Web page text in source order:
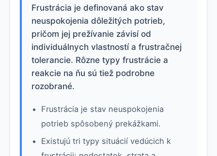
Frustrácia je definovaná ako stav
neuspokojenia dôležitých potrieb,
pričom jej prežívanie závisí od
individuálnych vlastností a frustračnej
tolerancie. Rôzne typy frustrácie a
reakcie na ňu sú tiež podrobne
rozobrané.
Frustrácia je stav neuspokojenia
potrieb spôsobený prekážkami.
Existujú tri typy situácií vedúcich k